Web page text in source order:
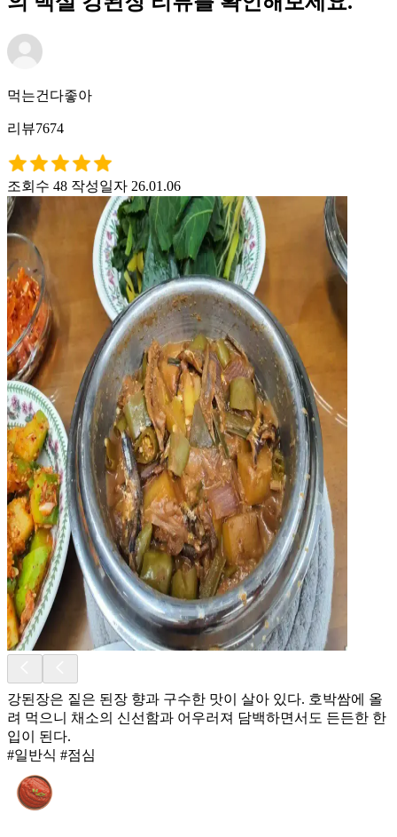
먹는건다좋아
리뷰7674
조회수 48 작성일자 26.01.06
강된장은 짙은 된장 향과 구수한 맛이 살아 있다. 호박쌈에 올
려 먹으니 채소의 신선함과 어우러져 담백하면서도 든든한 한
입이 된다.
#일반식 #점심